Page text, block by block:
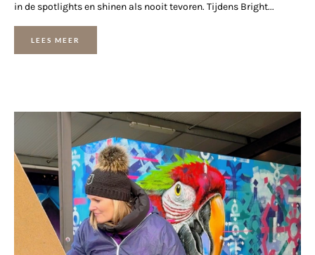
in de spotlights en shinen als nooit tevoren. Tijdens Bright...
LEES MEER